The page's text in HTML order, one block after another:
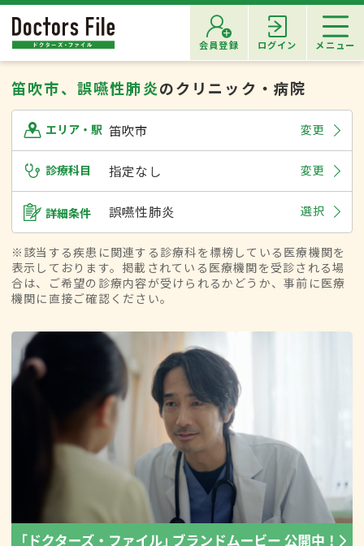
会員登録 ログイン メニュー
笛吹市、誤嚥性肺炎のクリニック・病院
エリア・駅 笛吹市 変更
診療科目 指定なし 変更
詳細条件 誤嚥性肺炎 選択
※該当する疾患に関連する診療科を標榜している医療機関を
表示しております。掲載されている医療機関を受診される場
合は、ご希望の診療内容が受けられるかどうか、事前に医療
機関に直接ご確認ください。